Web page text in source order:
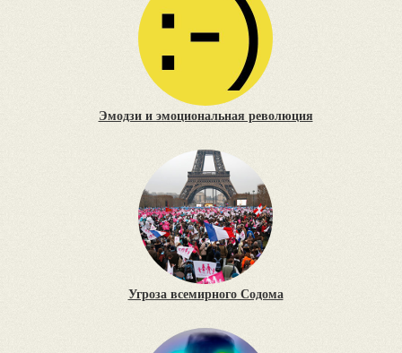
Эмодзи и эмоциональная революция
Угроза всемирного Содома